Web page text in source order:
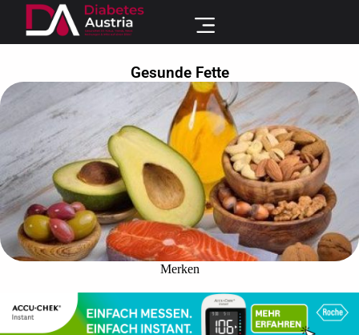
Gesunde Fette
Merken